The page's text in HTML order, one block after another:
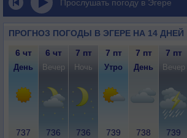
Прослушать погоду в Эгере
ПРОГНОЗ ПОГОДЫ В ЭГЕРЕ НА 14 ДНЕЙ
6 чт 6 чт 7 пт 7 пт 7 пт 7 пт
День Вечер Ночь Утро День Вечер
737 736 736 739 738 739